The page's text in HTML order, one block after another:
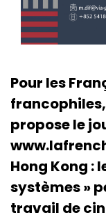
Pour les
propose le
Hong Kong :
systèmes »
travail de